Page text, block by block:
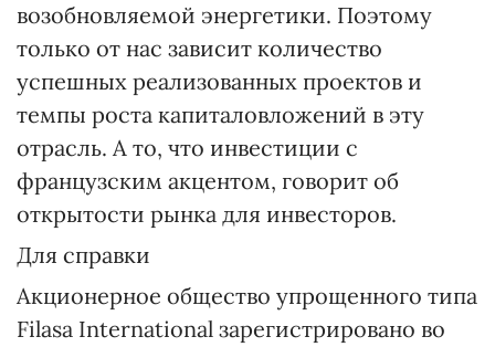
возобновляемой энергетики. Поэтому
только от нас зависит количество
успешных реализованных проектов и
темпы роста капиталовложений в эту
отрасль. А то, что инвестиции с
французским акцентом, говорит об
открытости рынка для инвесторов.
Для справки
Акционерное общество упрощенного типа
Filasa International зарегистрировано во